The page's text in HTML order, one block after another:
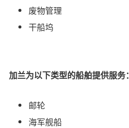
废物管理
干船坞
加兰为以下类型的船舶提供服务：
邮轮
海军舰船